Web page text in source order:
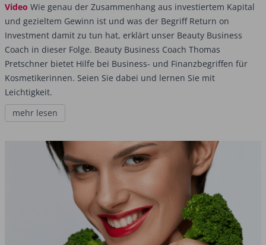
Video Wie genau der Zusammenhang aus investiertem Kapital
und gezieltem Gewinn ist und was der Begriff Return on
Investment damit zu tun hat, erklärt unser Beauty Business
Coach in dieser Folge. Beauty Business Coach Thomas
Pretschner bietet Hilfe bei Business- und Finanzbegriffen für
Kosmetikerinnen. Seien Sie dabei und lernen Sie mit
Leichtigkeit.
mehr lesen